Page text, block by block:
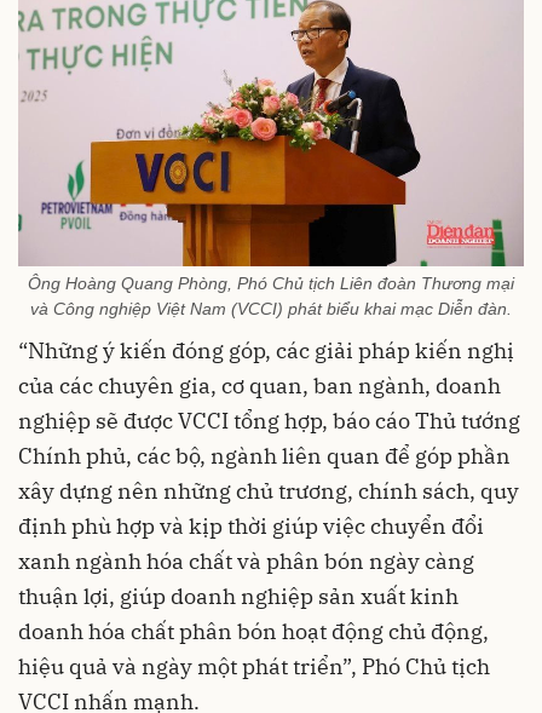
Ông Hoàng Quang Phòng, Phó Chủ tịch Liên đoàn Thương mại
và Công nghiệp Việt Nam (VCCI) phát biểu khai mạc Diễn đàn.
“Những ý kiến đóng góp, các giải pháp kiến nghị
của các chuyên gia, cơ quan, ban ngành, doanh
nghiệp sẽ được VCCI tổng hợp, báo cáo Thủ tướng
Chính phủ, các bộ, ngành liên quan để góp phần
xây dựng nên những chủ trương, chính sách, quy
định phù hợp và kịp thời giúp việc chuyển đổi
xanh ngành hóa chất và phân bón ngày càng
thuận lợi, giúp doanh nghiệp sản xuất kinh
doanh hóa chất phân bón hoạt động chủ động,
hiệu quả và ngày một phát triển”, Phó Chủ tịch
VCCI nhấn mạnh.